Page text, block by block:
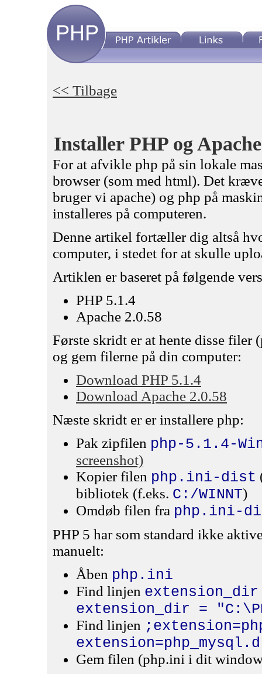
<< Tilbage
Installer PHP og
For at afvikle php på sin lokale
browser (som med html). Det
bruger vi apache) og php på
installeres på computeren.
Denne artikel fortæller dig altså
computer, i stedet for at skulle
Artiklen er baseret på følgende
PHP 5.1.4
Apache 2.0.58
Første skridt er at hente disse filer
og gem filerne på din computer:
Download PHP 5.1.4
Download Apache 2.0.58
Næste skridt er er installere php:
Pak zipfilen php-5.1.4-
screenshot)
Kopier filen php.ini-dist
bibliotek (f.eks. C:/WINNT)
Omdøb filen fra php.ini-
PHP 5 har som standard ikke
manuelt:
Åben php.ini
Find linjen
extension_dir =
Find linjen
Gem filen (php.ini i dit